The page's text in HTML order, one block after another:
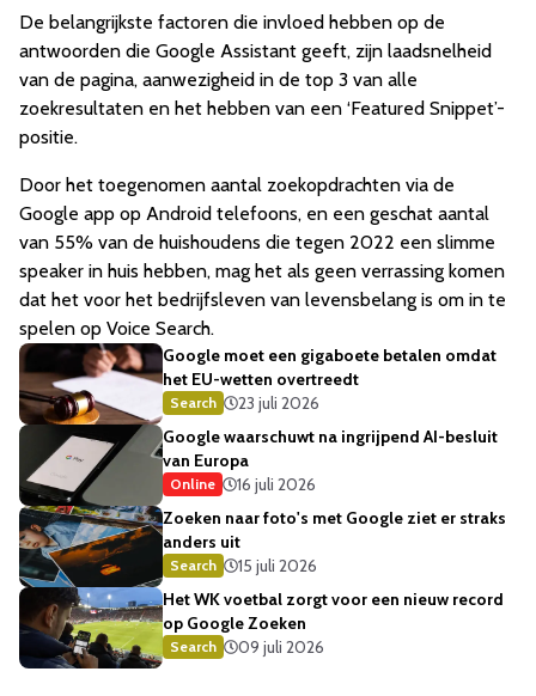
De belangrijkste factoren die invloed hebben op de
antwoorden die Google Assistant geeft, zijn laadsnelheid
van de pagina, aanwezigheid in de top 3 van alle
zoekresultaten en het hebben van een ‘Featured Snippet’-
positie.
Door het toegenomen aantal zoekopdrachten via de
Google app op Android telefoons, en een geschat aantal
van 55% van de huishoudens die tegen 2022 een slimme
speaker in huis hebben, mag het als geen verrassing komen
dat het voor het bedrijfsleven van levensbelang is om in te
spelen op Voice Search.
Google moet een gigaboete betalen omdat
het EU-wetten overtreedt
Search
23 juli 2026
Google waarschuwt na ingrijpend AI-besluit
van Europa
Online
16 juli 2026
Zoeken naar foto's met Google ziet er straks
anders uit
Search
15 juli 2026
Het WK voetbal zorgt voor een nieuw record
op Google Zoeken
Search 09 juli 2026